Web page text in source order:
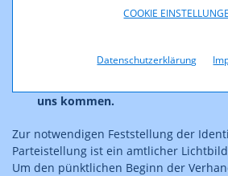
COOKIE
Datenschutzerklärung
wenn Sie sich durch Angehörige,
und kein Zweifel an deren
uns kommen.
Zur notwendigen Feststellung der
Parteistellung ist ein amtlicher
Um den pünktlichen Beginn der